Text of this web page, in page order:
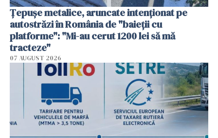
Țepușe metalice, aruncate intenționat pe
autostrăzi în România de "baieții cu
platforme": "Mi-au cerut 1200 lei să mă
tracteze"
07 AUGUST 2026